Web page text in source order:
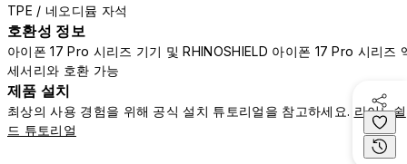
TPE / 네오디뮴 자석
호환성 정보
아이폰 17 Pro 시리즈 기기 및 RHINOSHIELD 아이폰 17 Pro 시리즈
세서리와 호환 가능
제품 설치
최상의 사용 경험을 위해 공식 설치 튜토리얼을 참고하세요. 라이노쉴
드 튜토리얼